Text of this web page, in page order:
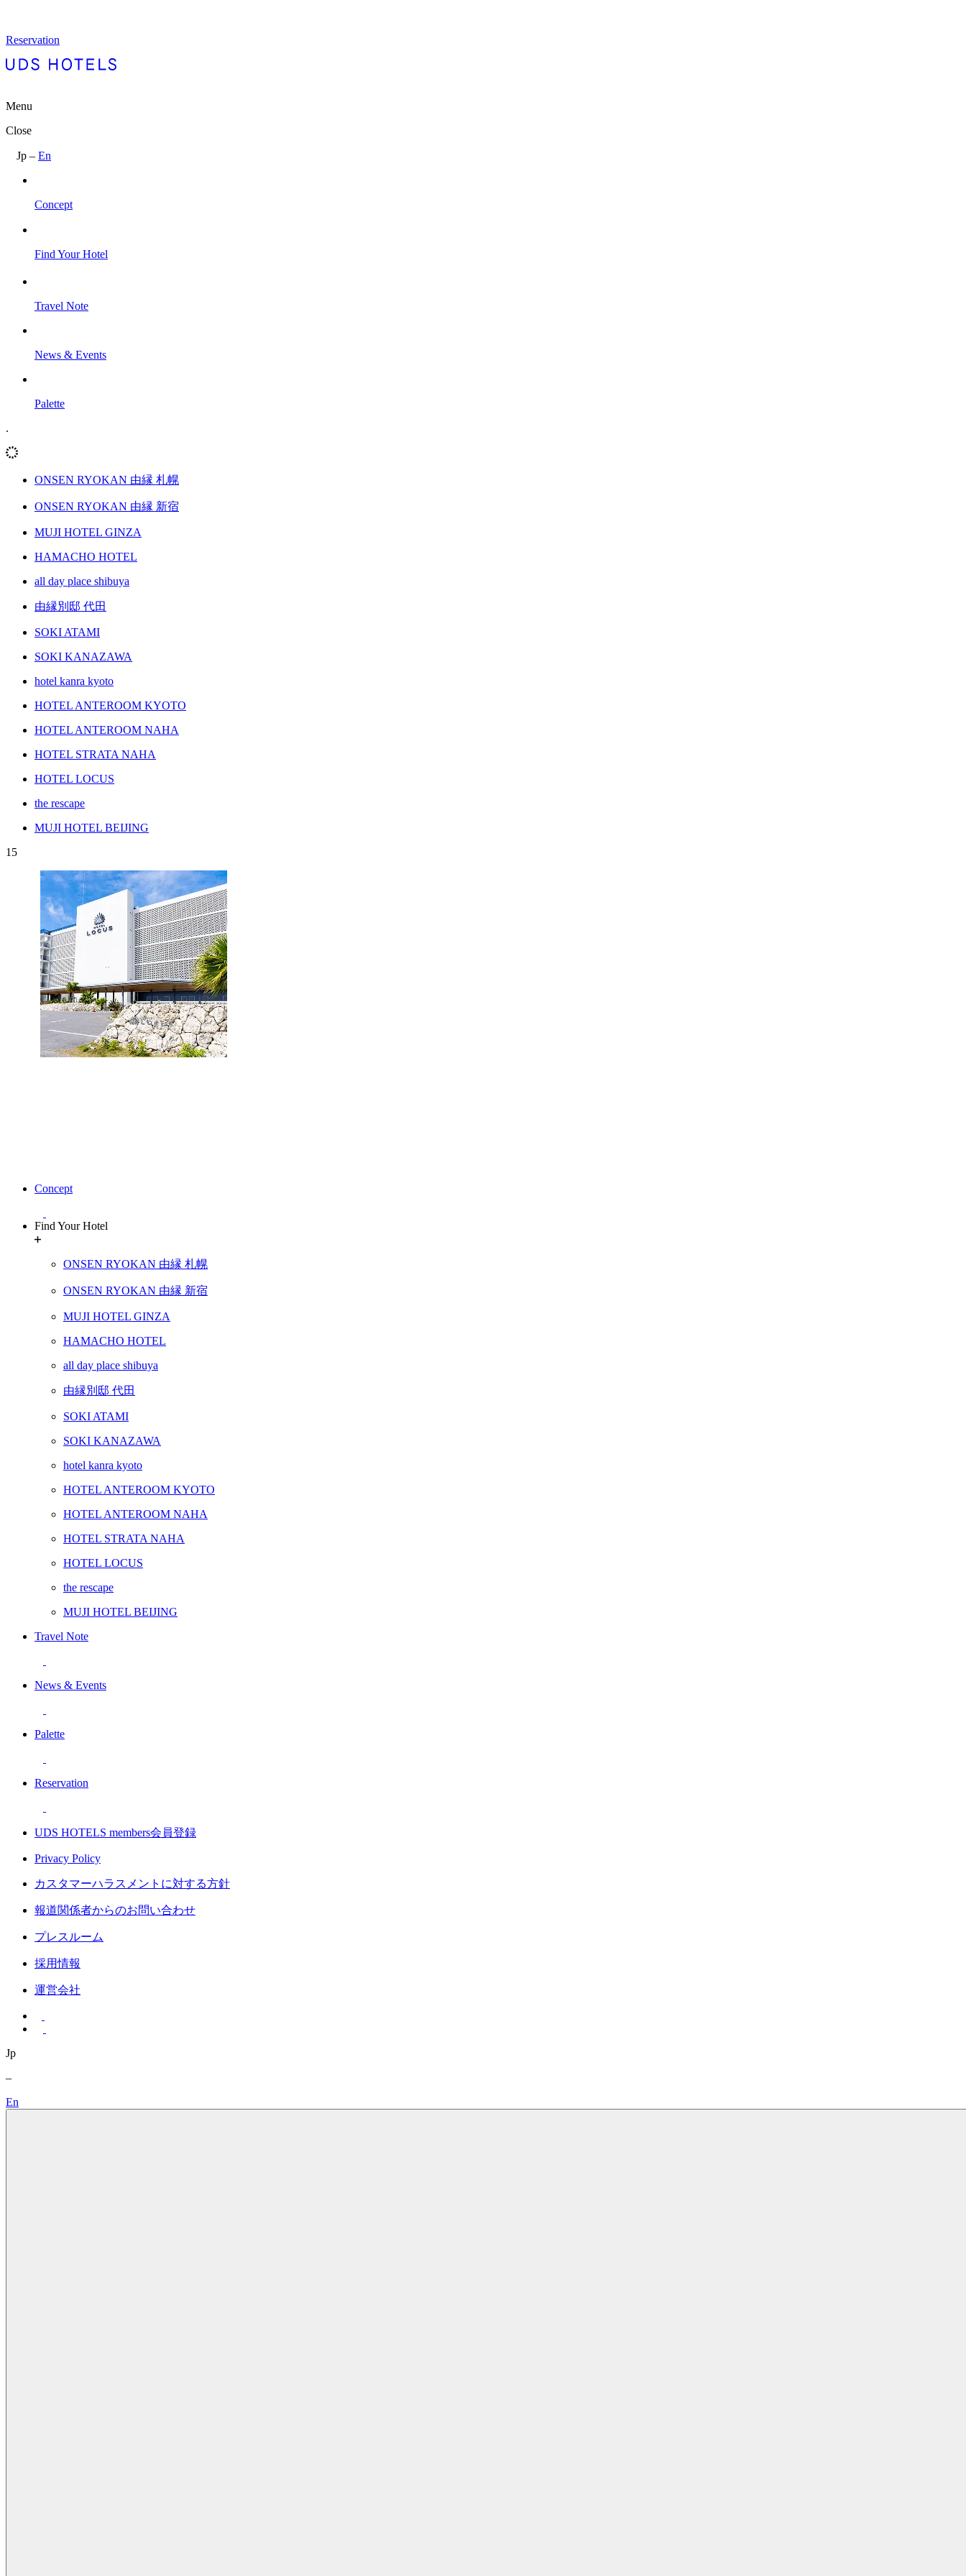
を
ス
キ
プ
Reservation
Menu
Close
Jp – En
Concept
Find Your Hotel
Travel Note
News & Events
Palette
.
ONSEN RYOKAN 由縁 札幌
ONSEN RYOKAN 由縁 新宿
MUJI HOTEL GINZA
HAMACHO HOTEL
all day place shibuya
由縁別邸 代田
SOKI ATAMI
SOKI KANAZAWA
hotel kanra kyoto
HOTEL ANTEROOM KYOTO
HOTEL ANTEROOM NAHA
HOTEL STRATA NAHA
HOTEL LOCUS
the rescape
MUJI HOTEL BEIJING
15
Concept
Find Your Hotel
ONSEN RYOKAN 由縁 札幌
ONSEN RYOKAN 由縁 新宿
MUJI HOTEL GINZA
HAMACHO HOTEL
all day place shibuya
由縁別邸 代田
SOKI ATAMI
SOKI KANAZAWA
hotel kanra kyoto
HOTEL ANTEROOM KYOTO
HOTEL ANTEROOM NAHA
HOTEL STRATA NAHA
HOTEL LOCUS
the rescape
MUJI HOTEL BEIJING
Travel Note
News & Events
Palette
Reservation
UDS HOTELS members会員登録
Privacy Policy
カスタマーハラスメントに対する方針
報道関係者からのお問い合わせ
プレスルーム
採用情報
運営会社
Jp
–
En